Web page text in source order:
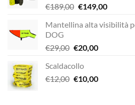
€189,00 Il
originale
€189,00.
€149,00Il
attuale
Mantellina alta visibilità
DOG
€29,00 Il
originale
era:
€20,00Il
è:
Scaldacollo
€12,00 Il
€10,00Il